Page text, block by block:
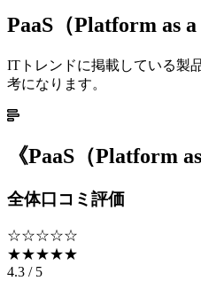
PaaS（Platform as
ITトレンドに掲載している製
考になります。
《PaaS（Platform as
全体口コミ評価
☆☆☆☆☆
★★★★★
4.3 / 5